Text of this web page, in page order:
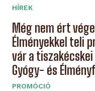
HÍREK
Még nem ért
Élményekkel teli
vár a
Gyógy- és
PROMÓCIÓ